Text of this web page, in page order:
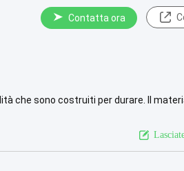
Contatta ora
che sono costruiti per durare. Il